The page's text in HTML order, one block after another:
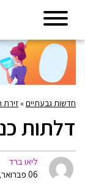
חדשות גבעתיים» זירת
דלתות
ליאו ברד
06 פברואר, 2022 09:19